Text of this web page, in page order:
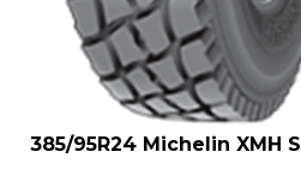
385/95R24 Michelin XMH S